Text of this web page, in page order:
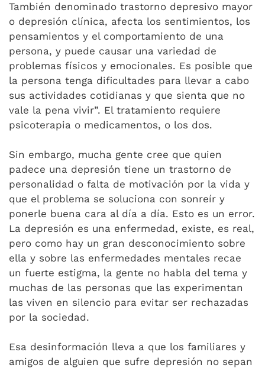
También denominado trastorno depresivo mayor
o depresión clínica, afecta los sentimientos, los
pensamientos y el comportamiento de una
persona, y puede causar una variedad de
problemas físicos y emocionales. Es posible que
la persona tenga dificultades para llevar a cabo
sus actividades cotidianas y que sienta que no
vale la pena vivir”. El tratamiento requiere
psicoterapia o medicamentos, o los dos.
Sin embargo, mucha gente cree que quien
padece una depresión tiene un trastorno de
personalidad o falta de motivación por la vida y
que el problema se soluciona con sonreír y
ponerle buena cara al día a día. Esto es un error.
La depresión es una enfermedad, existe, es real,
pero como hay un gran desconocimiento sobre
ella y sobre las enfermedades mentales recae
un fuerte estigma, la gente no habla del tema y
muchas de las personas que las experimentan
las viven en silencio para evitar ser rechazadas
por la sociedad.
Esa desinformación lleva a que los familiares y
amigos de alguien que sufre depresión no sepan